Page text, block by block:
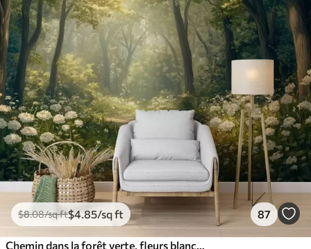
$8.08/sq ft$4.85/sq ft 87